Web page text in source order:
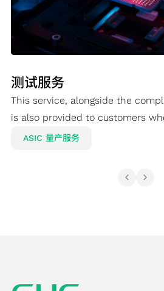
测试服务
This service, alongside the
is also provided to customers
manufacturing services.
ASIC 量产服务